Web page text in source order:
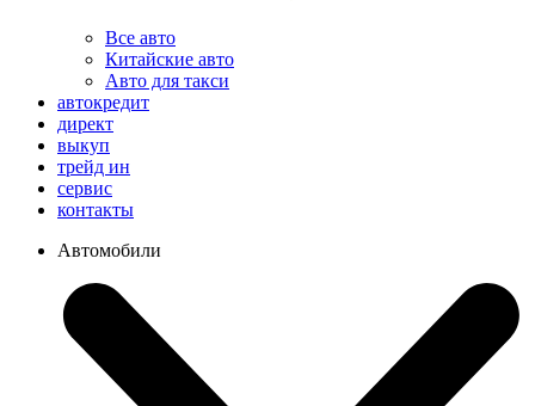
Все авто
Китайские авто
Авто для такси
автокредит
директ
выкуп
трейд ин
сервис
контакты
Автомобили